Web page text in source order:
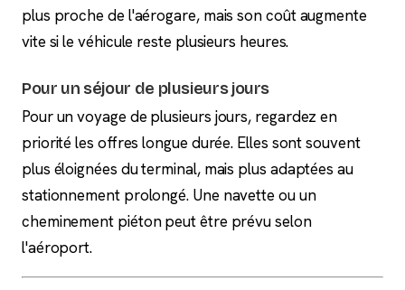
plus proche de l'aérogare, mais son coût augmente
vite si le véhicule reste plusieurs heures.
Pour un séjour de plusieurs jours
Pour un voyage de plusieurs jours, regardez en
priorité les offres longue durée. Elles sont souvent
plus éloignées du terminal, mais plus adaptées au
stationnement prolongé. Une navette ou un
cheminement piéton peut être prévu selon
l'aéroport.